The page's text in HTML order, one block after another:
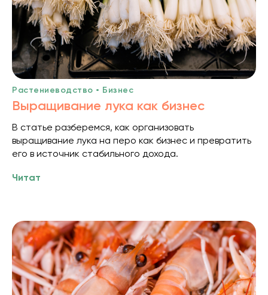
Растениеводство • Бизнес
Выращивание лука как бизнес
В статье разберемся, как организовать
выращивание лука на перо как бизнес и превратить
его в источник стабильного дохода.
Читат